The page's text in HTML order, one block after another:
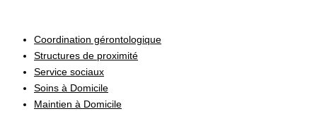
Coordination gérontologique
Structures de proximité
Service sociaux
Soins à Domicile
Maintien à Domicile